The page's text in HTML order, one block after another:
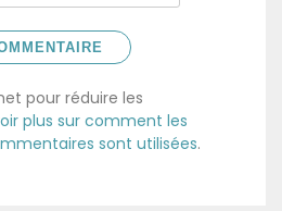
pour réduire les
plus sur comment les
sont utilisées.